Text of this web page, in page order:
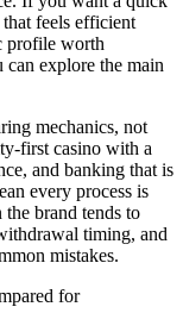
feels efficient
profile worth
can explore the main
mechanics, not
first casino with a
and banking that is
every process is
the brand tends to
timing, and
mistakes.